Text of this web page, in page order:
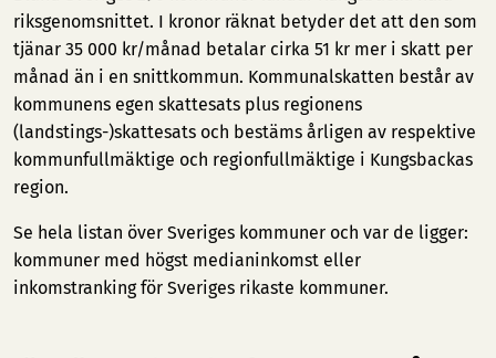
riksgenomsnittet. I kronor räknat betyder det att den som
tjänar 35 000 kr/månad betalar cirka 51 kr mer i skatt per
månad än i en snittkommun. Kommunalskatten består av
kommunens egen skattesats plus regionens
(landstings-)skattesats och bestäms årligen av respektive
kommunfullmäktige och regionfullmäktige i Kungsbackas
region.
Se hela listan över Sveriges kommuner och var de ligger:
kommuner med högst medianinkomst eller
inkomstranking för Sveriges rikaste kommuner.